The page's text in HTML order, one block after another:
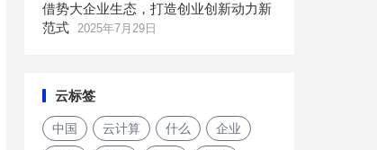
借势大企业生态，打造创业创新动力新
范式 2025年7月29日
云标签
中国 云计算 什么 企业